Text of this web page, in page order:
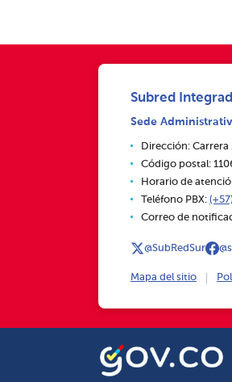
Subred
Sede
Dirección: Carrera
Código postal:
Horario de
Teléfono PBX:
Correo de
@SubRedSur
Mapa del sitio